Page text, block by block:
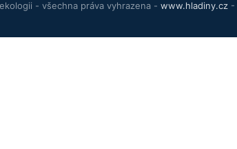
- všechna práva vyhrazena - www.hladiny.cz-